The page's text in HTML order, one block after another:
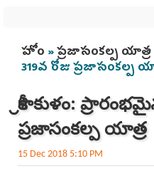
You are here
హోం »ప్రజాసంకల్ప యాత్ర
319వ రోజు ప్రజాసంకల్ప
శ్రీకాకుళం:
ప్రజాసంకల్ప యాత్ర
15 Dec 2018 5:10 PM